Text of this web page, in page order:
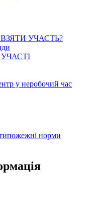
УЧАСТЬ?
у неробочий час
норми